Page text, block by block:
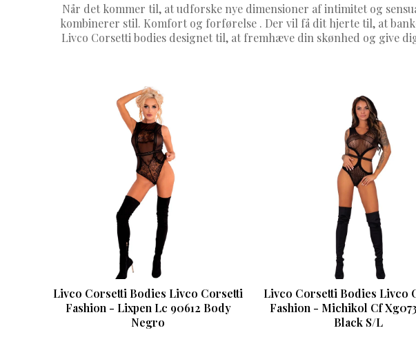
Når det kommer til, at udforske nye dimensioner af intimitet og
kombinerer stil. Komfort og forførelse . Der vil få dit hjerte til, at
Livco Corsetti bodies designet til, at fremhæve din skønhed og give
Livco Corsetti Bodies Livco Corsetti
Fashion - Lixpen Lc 90612 Body
Negro
Livco Corsetti Bodies Livco
Fashion - Michikol Cf
Black S/L